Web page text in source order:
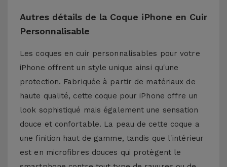
Autres détails de la Coque iPhone en Cuir
Personnalisable
Les coques en cuir personnalisables pour votre
iPhone offrent un style unique ainsi qu'une
protection. Fabriquée à partir de matériaux de
haute qualité, cette coque pour iPhone offre un
look sophistiqué mais également une sensation
douce et confortable. La peau de cette coque a
une finition haut de gamme, tandis que l'intérieur
est en microfibres douces qui protègent le